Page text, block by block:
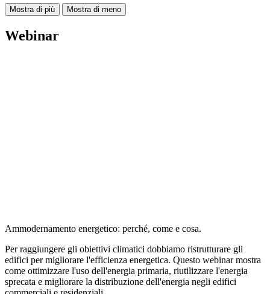
Mostra di più Mostra di meno
Webinar
Ammodernamento energetico: perché, come e cosa.
Per raggiungere gli obiettivi climatici dobbiamo ristrutturare gli
edifici per migliorare l'efficienza energetica. Questo webinar mostra
come ottimizzare l'uso dell'energia primaria, riutilizzare l'energia
sprecata e migliorare la distribuzione dell'energia negli edifici